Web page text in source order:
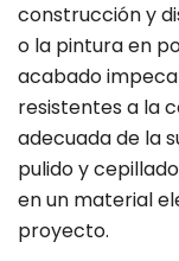
construcción y
o la pintura en
acabado
resistentes a la
adecuada de la
pulido y
en un material
proyecto.